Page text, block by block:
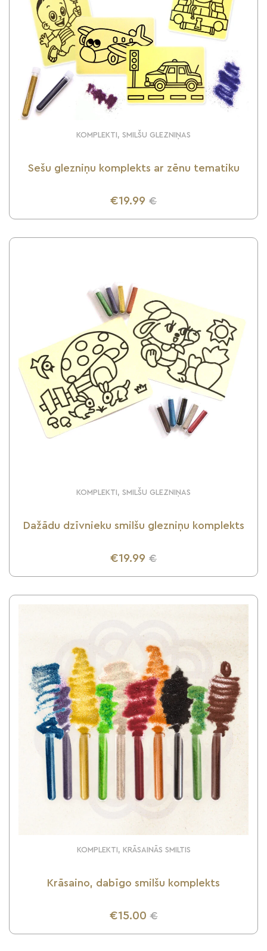
KOMPLEKTI, SMILŠU GLEZNIŅAS
Sešu glezniņu komplekts ar zēnu tematiku
€19.99 €
UZZINI VAIRĀK
KOMPLEKTI, SMILŠU GLEZNIŅAS
Dažādu dzīvnieku smilšu glezniņu komplekts
€19.99 €
UZZINI VAIRĀK
KOMPLEKTI, KRĀSAINĀS SMILTIS
Krāsaino, dabīgo smilšu komplekts
€15.00 €
UZZINI VAIRĀK